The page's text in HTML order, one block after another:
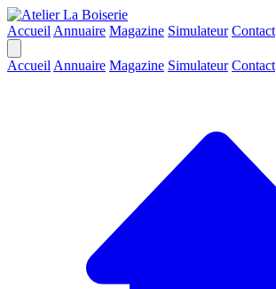
Accueil Annuaire Magazine Simulateur Contact
Accueil Annuaire Magazine Simulateur Contact